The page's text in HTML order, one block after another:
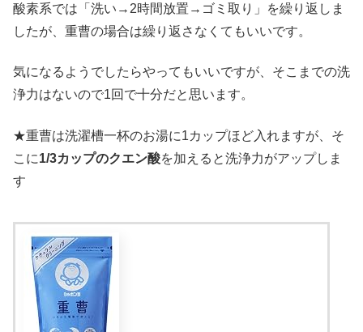
酸素系では「洗い→2時間放置→ゴミ取り」を繰り返しま
したが、重曹の場合は繰り返さなくてもいいです。
気になるようでしたらやってもいいですが、そこまでの洗
浄力はないので1回で十分だと思います。
★重曹は洗濯槽一杯のお湯に1カップほど入れますが、そ
こに1/3カップのクエン酸を加えると洗浄力がアップしま
す